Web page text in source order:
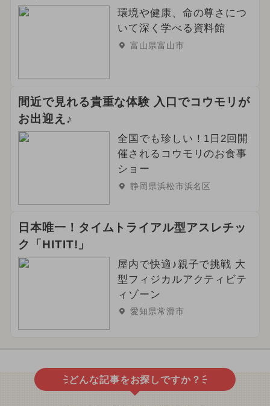
環境や健康、命の尊さにつ
いて深く学べる資料館
富山県富山市
間近で見れる貴重な体験 入口でコウモリが
お出迎え♪
全国でも珍しい！1日2回開
催されるコウモリのお食事
ショー
静岡県浜松市浜名区
日本唯一！タイムトライアル型アスレチッ
ク「HITIT!」
屋内で快適♪親子で挑戦 大
型フィジカルアクティビテ
ィゾーン
愛知県常滑市
どんな記事をお探しですか？